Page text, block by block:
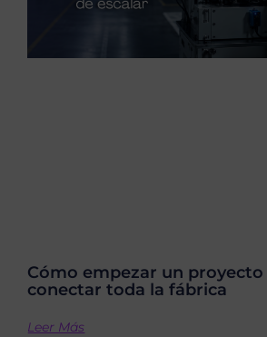
Cómo empezar un proyecto
conectar toda la fábrica
Leer Más